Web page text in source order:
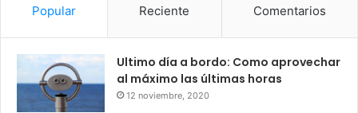
Popular Reciente Comentarios
Ultimo día a bordo: Como aprovechar
al máximo las últimas horas
12 noviembre, 2020